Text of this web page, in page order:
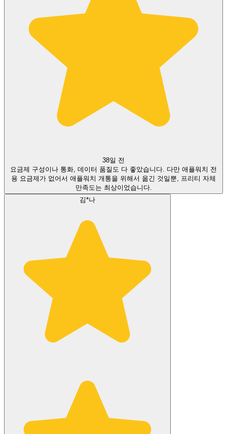
38일 전
요금제 구성이나 통화, 데이터 품질도 다 좋았습니다. 다만 애플워치 전
용 요금제가 없어서 애플워치 개통을 위해서 옮긴 것일뿐, 프리티 자체
만족도는 최상이었습니다.
김*나